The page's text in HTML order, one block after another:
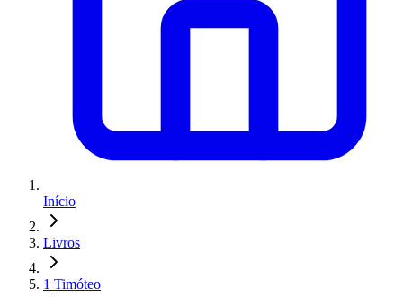
Início
Livros
1 Timóteo